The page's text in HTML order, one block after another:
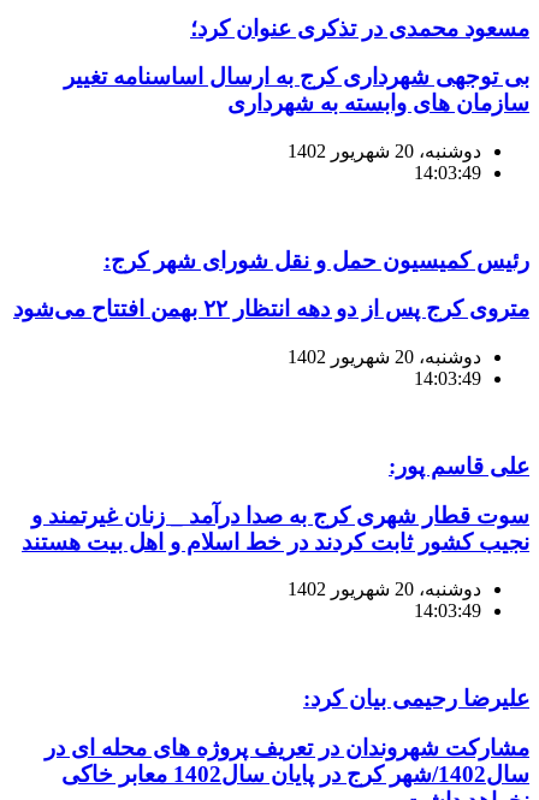
مسعود محمدی در تذکری عنوان کرد؛
بی توجهی شهرداری کرج به ارسال اساسنامه تغییر
سازمان های وابسته به شهرداری
دوشنبه، 20 شهریور 1402
14:03:49
رئیس کمیسیون حمل و نقل شورای شهر کرج:
متروی کرج پس از دو دهه انتظار ۲۲ بهمن افتتاح می‌شود
دوشنبه، 20 شهریور 1402
14:03:49
علی قاسم پور:
سوت قطار شهری کرج به صدا درآمد _ زنان غیرتمند و
نجیب کشور ثابت کردند در خط اسلام و اهل بیت هستند
دوشنبه، 20 شهریور 1402
14:03:49
علیرضا رحیمی بیان کرد:
مشارکت شهروندان در تعریف پروژه های محله ای در
سال1402/شهر کرج در پایان سال1402 معابر خاکی